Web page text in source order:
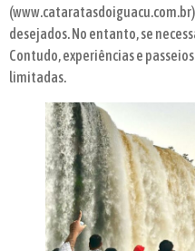
desejados. No entanto, se
Contudo, experiências e
limitadas.